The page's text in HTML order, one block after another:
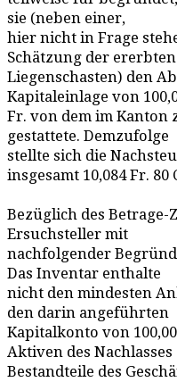
sie (neben einer,
hier nicht in Frage
Schätzung der ererbten
Liegenschasten) den
Kapitaleinlage von
Fr. von dem im Kanton
gestattete. Demzufolge
stellte sich die
insgesamt 10,084 Fr. 80
Bezüglich des Betrage-
Ersuchsteller mit
nachfolgender
Das Inventar enthalte
nicht den mindesten
den darin angeführten
Kapitalkonto von
Aktiven des Nachlasses
Bestandteile des